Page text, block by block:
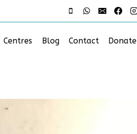
Centres Blog Contact Donate